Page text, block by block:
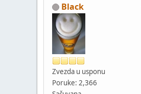
Black
Zvezda u usponu
Poruke: 2,366